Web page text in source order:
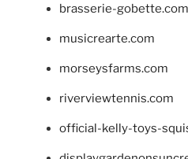
brasserie-gobette.com
musicrearte.com
morseysfarms.com
riverviewtennis.com
official-kelly-toys-